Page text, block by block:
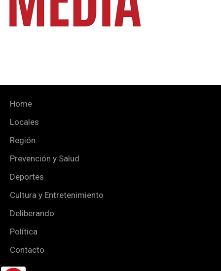
Home
Locales
Región
Prevención y Salud
Deportes
Cultura y Entretenimiento
Deliberando
Política
Contacto